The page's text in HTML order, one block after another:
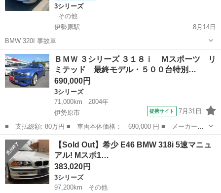
3シリーズ
その他
伊勢原駅
8月14日
BMW 320I 事故車
神奈川 伊勢原市 伊勢原駅 3シリーズ
ＢＭＷ ３シリーズ ３１８ｉ Ｍスポーツ リ
ミテッド 最終モデル・５００台特別…
690,000円
3シリーズ
71,000km
2004年
伊勢原市
提携サイト 7月31日
■ 支払総額: 80万円 ■ 車両本体価格： 690,000 円 ■ メーカー
名： ＢＭＷ ■ 車種名： ３シリーズ ■ グレード名： ３１８
ｉ Ｍスポーツ リミテッド 最終モデル・５００台特別仕様車・エ
クストリムブルー・...
神奈川 伊勢原市 3シリーズ
【Sold Out】希少 E46 BMW 318i 5速マニュ
アル! Mスポ1…
383,020円
3シリーズ
97,200km
その他